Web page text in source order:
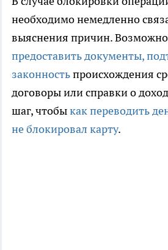
необходимо немедленно
выяснения причин.
предоставить документы,
законностьпроисхождения
договоры или справки о
шаг, чтобыкак переводить
не блокировал карту.